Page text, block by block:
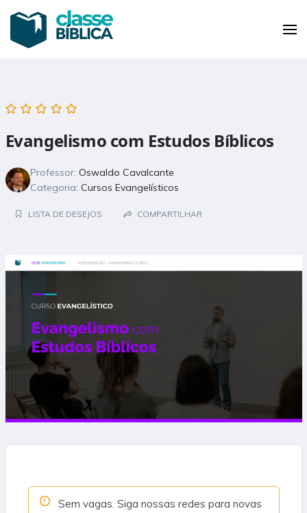
Pular
Enter)
Sua plataforma de educação bíblica
Evangelismo com Estudos Bíblicos
Professor: Oswaldo Cavalcante
Categoria: Cursos Evangelísticos
LISTA DE DESEJOS COMPARTILHAR
Sem vagas. Siga nossas redes para novas